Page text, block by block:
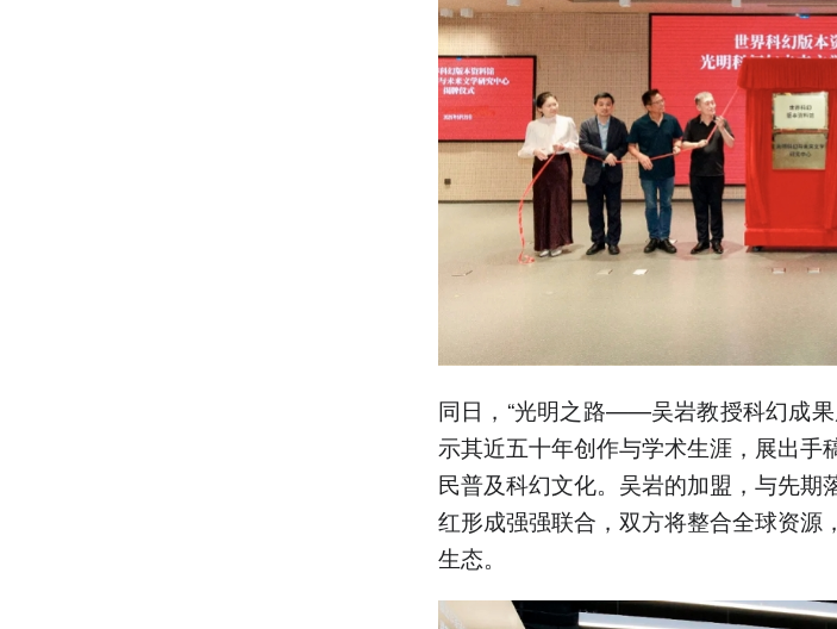
同日，“光明之路——吴岩教授科幻成
示其近五十年创作与学术生涯，展出手
民普及科幻文化。吴岩的加盟，与先期
红形成强强联合，双方将整合全球资源
生态。